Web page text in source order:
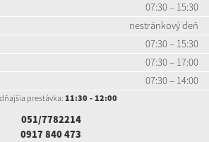
07:30 – 15:30
nestránkový deň
07:30 – 15:30
07:30 – 17:00
07:30 – 14:00
prestávka:11:30 - 12:00
051/7782214
0917 840 473